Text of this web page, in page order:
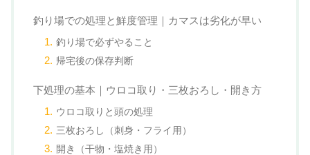
釣り場での処理と鮮度管理｜カマスは劣化が早い
釣り場で必ずやること
帰宅後の保存判断
下処理の基本｜ウロコ取り・三枚おろし・開き方
ウロコ取りと頭の処理
三枚おろし（刺身・フライ用）
開き（干物・塩焼き用）